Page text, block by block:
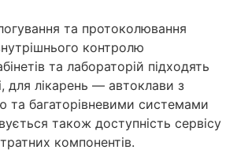
та протоколювання
контролю
та лабораторій підходять
для лікарень — автоклави з
та багаторівневими системами
також доступність сервісу
компонентів.